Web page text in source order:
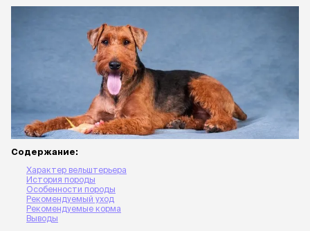
Содержание:
Характер вельштерьера
История породы
Особенности породы
Рекомендуемый уход
Рекомендуемые корма
Выводы